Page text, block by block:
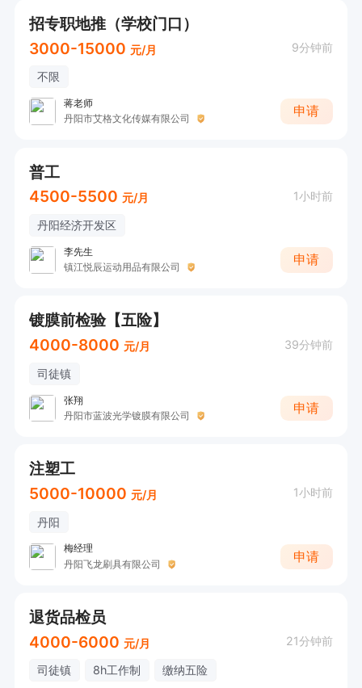
招专职地推（学校门口）
3000-15000 元/月 9分钟前
不限
蒋老师
丹阳市艾格文化传媒有限公司
申请
普工
4500-5500 元/月 1小时前
丹阳经济开发区
李先生
镇江悦辰运动用品有限公司
申请
镀膜前检验【五险】
4000-8000 元/月 39分钟前
司徒镇
张翔
丹阳市蓝波光学镀膜有限公司
申请
注塑工
5000-10000 元/月 1小时前
丹阳
梅经理
丹阳飞龙刷具有限公司
申请
退货品检员
4000-6000 元/月 21分钟前
司徒镇 8h工作制 缴纳五险